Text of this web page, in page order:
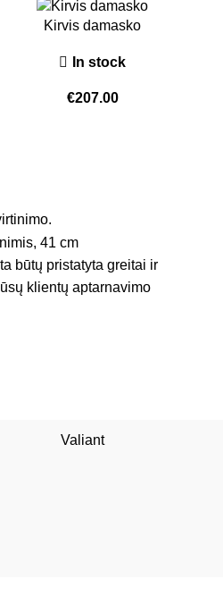
Kirvis damasko
In stock
€207.00
būtų pristatyta greitai ir
klientų aptarnavimo
Valiant